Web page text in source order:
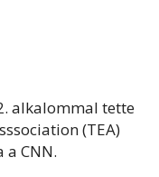
alkalommal tette
(TEA)
a CNN.